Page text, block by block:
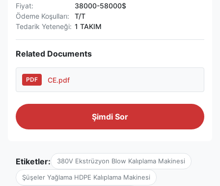
Fiyat:
38000-58000$
Ödeme Koşulları:
T/T
Tedarik Yeteneği: 1 TAKIM
Related Documents
PDF CE.pdf
Şimdi Sor
Etiketler: 380V Ekstrüzyon Blow Kalıplama Makinesi
Şüşeler Yağlama HDPE Kalıplama Makinesi